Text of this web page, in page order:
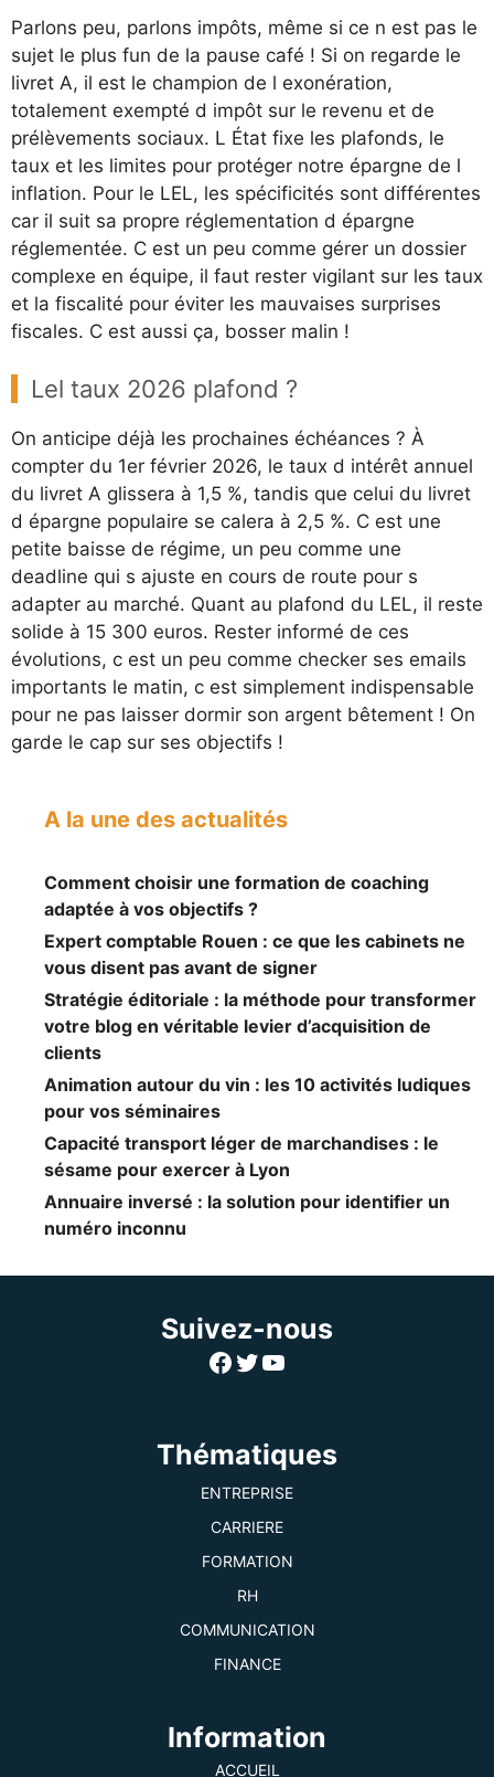
Parlons peu, parlons impôts, même si ce n est pas le
sujet le plus fun de la pause café ! Si on regarde le
livret A, il est le champion de l exonération,
totalement exempté d impôt sur le revenu et de
prélèvements sociaux. L État fixe les plafonds, le
taux et les limites pour protéger notre épargne de l
inflation. Pour le LEL, les spécificités sont différentes
car il suit sa propre réglementation d épargne
réglementée. C est un peu comme gérer un dossier
complexe en équipe, il faut rester vigilant sur les taux
et la fiscalité pour éviter les mauvaises surprises
fiscales. C est aussi ça, bosser malin !
Lel taux 2026 plafond ?
On anticipe déjà les prochaines échéances ? À
compter du 1er février 2026, le taux d intérêt annuel
du livret A glissera à 1,5 %, tandis que celui du livret
d épargne populaire se calera à 2,5 %. C est une
petite baisse de régime, un peu comme une
deadline qui s ajuste en cours de route pour s
adapter au marché. Quant au plafond du LEL, il reste
solide à 15 300 euros. Rester informé de ces
évolutions, c est un peu comme checker ses emails
importants le matin, c est simplement indispensable
pour ne pas laisser dormir son argent bêtement ! On
garde le cap sur ses objectifs !
A la une des actualités
Comment choisir une formation de coaching
adaptée à vos objectifs ?
Expert comptable Rouen : ce que les cabinets ne
vous disent pas avant de signer
Stratégie éditoriale : la méthode pour transformer
votre blog en véritable levier d’acquisition de
clients
Animation autour du vin : les 10 activités ludiques
pour vos séminaires
Capacité transport léger de marchandises : le
sésame pour exercer à Lyon
Annuaire inversé : la solution pour identifier un
numéro inconnu
Suivez-nous
Facebook
Twitter
YouTube
Thématiques
ENTREPRISE
CARRIERE
FORMATION
RH
COMMUNICATION
FINANCE
Information
ACCUEIL